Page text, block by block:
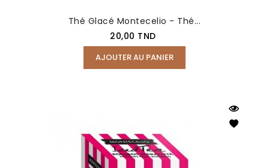
Thé Glacé Montecelio - Thé...
Prix
20,00 TND
AJOUTER AU PANIER